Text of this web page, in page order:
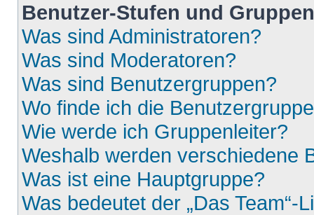
Benutzer-Stufen und Gruppen
Was sind Administratoren?
Was sind Moderatoren?
Was sind Benutzergruppen?
Wo finde ich die
Wie werde ich Gruppenleiter?
Weshalb werden verschiedene
Was ist eine Hauptgruppe?
Was bedeutet der „Das Team“-